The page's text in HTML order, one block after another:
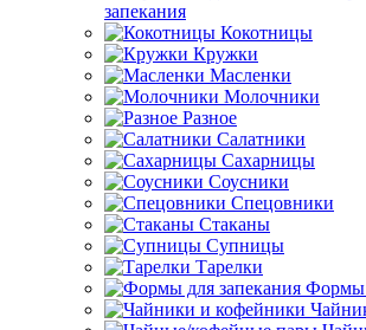
запекания
Кокотницы
Кружки
Масленки
Молочники
Разное
Салатники
Сахарницы
Соусники
Спецовники
Стаканы
Супницы
Тарелки
Формы